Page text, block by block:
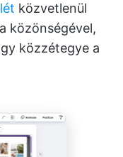
közvetlenül
közönségével,
közzétegye a